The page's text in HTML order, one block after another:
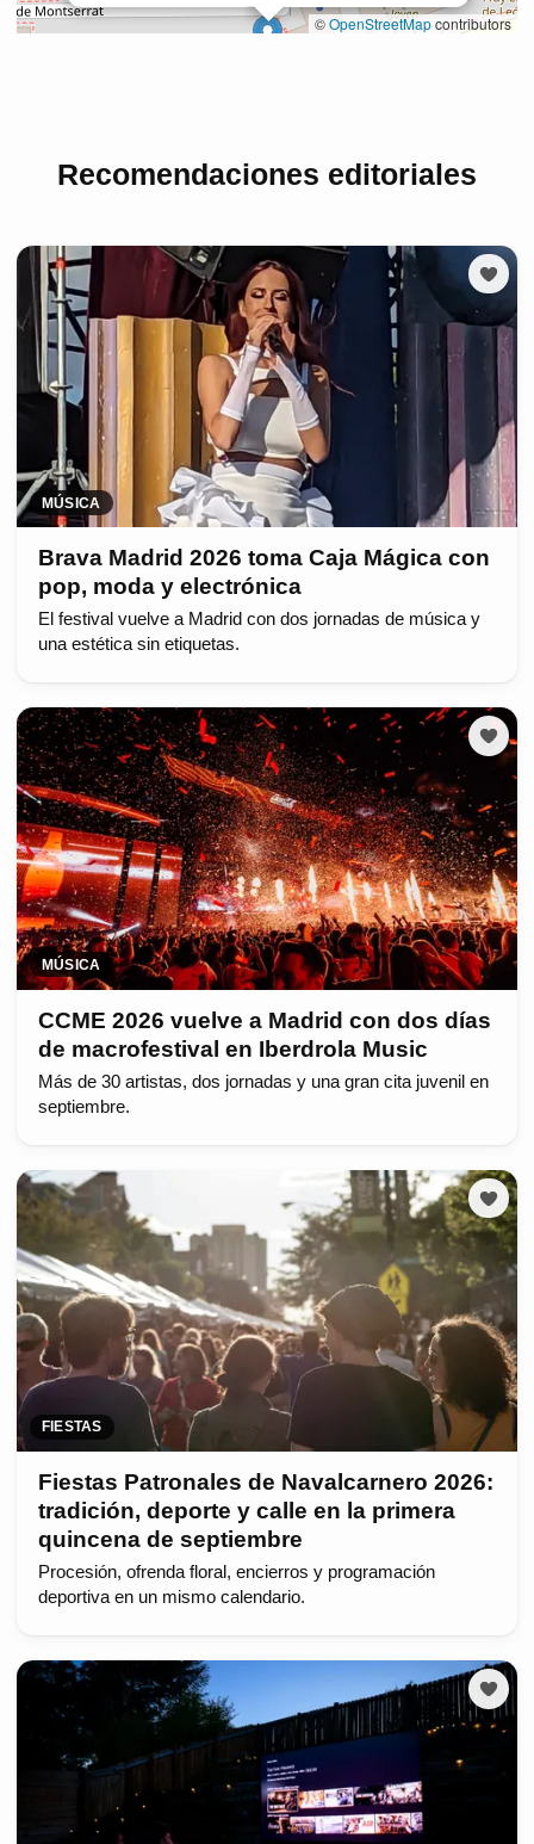
Recomendaciones editoriales
MÚSICA
Brava Madrid 2026 toma Caja Mágica con
pop, moda y electrónica
El festival vuelve a Madrid con dos jornadas de música y
una estética sin etiquetas.
MÚSICA
CCME 2026 vuelve a Madrid con dos días
de macrofestival en Iberdrola Music
Más de 30 artistas, dos jornadas y una gran cita juvenil en
septiembre.
FIESTAS
Fiestas Patronales de Navalcarnero 2026:
tradición, deporte y calle en la primera
quincena de septiembre
Procesión, ofrenda floral, encierros y programación
deportiva en un mismo calendario.